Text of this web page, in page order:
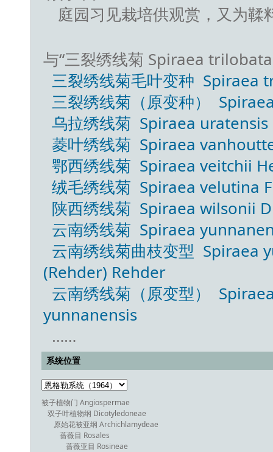
庭园习见栽培供观赏，又为鞣
与“三裂绣线菊 Spiraea
三裂绣线菊毛叶变种 Spiraea
三裂绣线菊（原变种）
乌拉绣线菊 Spiraea uratensis
菱叶绣线菊 Spiraea
鄂西绣线菊 Spiraea veitchii
绒毛绣线菊 Spiraea velutina
陕西绣线菊 Spiraea wilsonii
云南绣线菊 Spiraea
云南绣线菊曲枝变型 Spiraea
(Rehder) Rehder
云南绣线菊（原变型）
yunnanensis
……
系统位置
被子植物门 Angiospermae
双子叶植物纲 Dicotyledoneae
原始花被亚纲 Archichlamydeae
蔷薇目 Rosales
蔷薇亚目 Rosineae